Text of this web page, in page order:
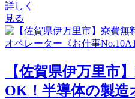
詳しく
見る
【佐賀県伊万里市
OK！半導体の製